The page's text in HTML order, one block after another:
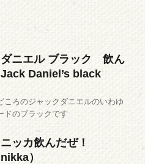
ダニエル ブラック 飲ん
Daniel’s black
ころのジャックダニエルのいわゆ
ドのブラックです
ニッカ飲んだぜ！
）